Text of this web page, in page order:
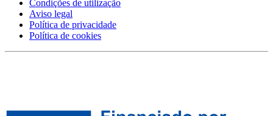
Condições de utilização
Aviso legal
Política de privacidade
Política de cookies